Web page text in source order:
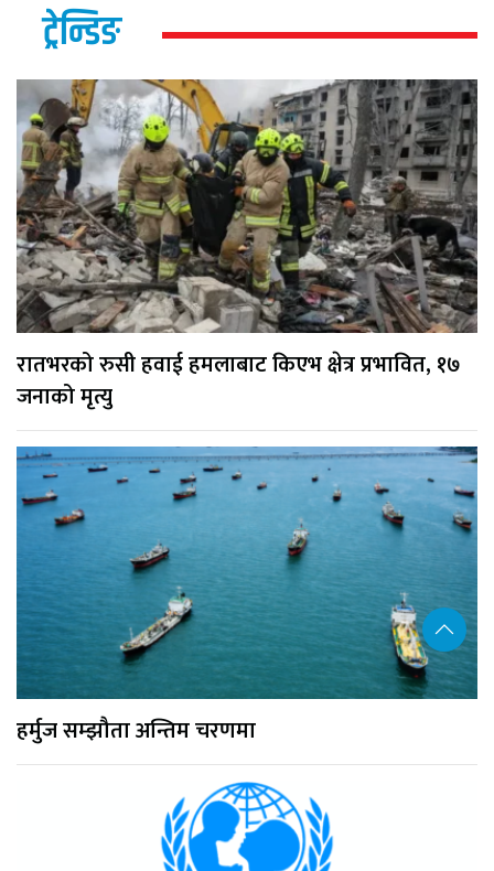
ट्रेन्डिङ
रातभरको रुसी हवाई हमलाबाट किएभ क्षेत्र प्रभावित, १७
जनाको मृत्यु
हर्मुज सम्झौता अन्तिम चरणमा